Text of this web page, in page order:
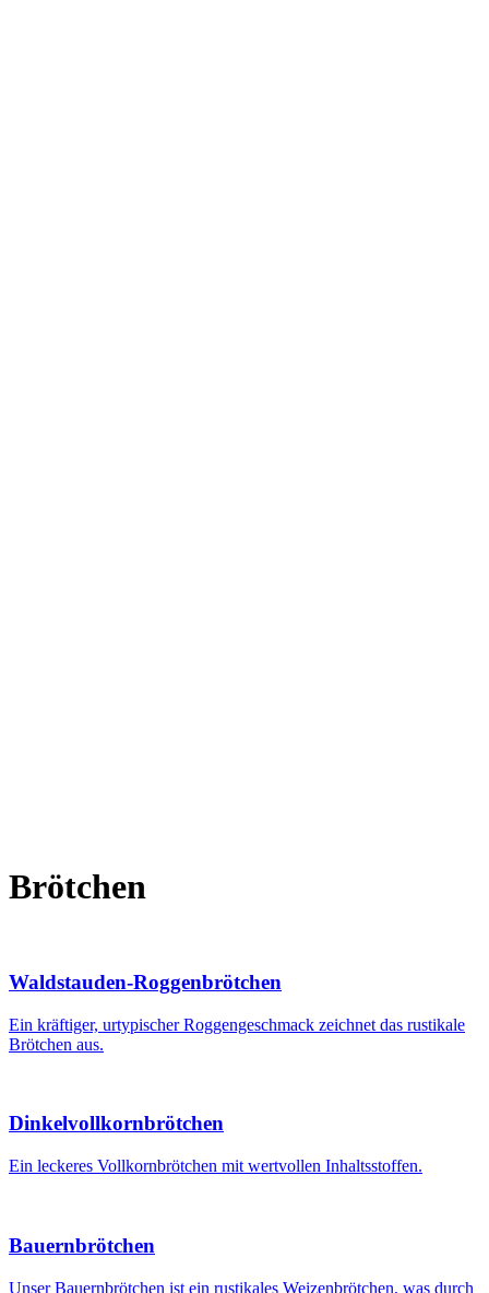
Brötchen
Waldstauden-Roggenbrötchen
Ein kräftiger, urtypischer Roggengeschmack zeichnet das rustikale
Brötchen aus.
Dinkelvollkornbrötchen
Ein leckeres Vollkornbrötchen mit wertvollen Inhaltsstoffen.
Bauernbrötchen
Unser Bauernbrötchen ist ein rustikales Weizenbrötchen, was durch